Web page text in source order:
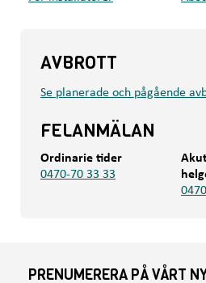
AVBROTT
Se planerade och pågående
FELANMÄLAN
Ordinarie tider
0470-70 33 33
PRENUMERERA PÅ VÅRT